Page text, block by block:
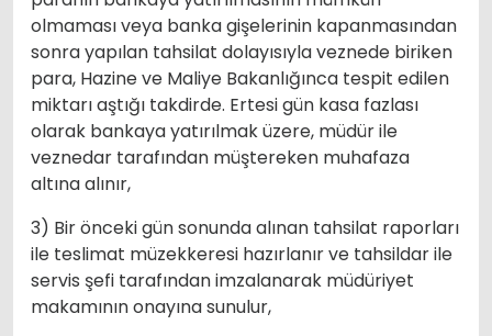
olmaması veya banka gişelerinin kapanmasından
sonra yapılan tahsilat dolayısıyla veznede biriken
para, Hazine ve Maliye Bakanlığınca tespit edilen
miktarı aştığı takdirde. Ertesi gün kasa fazlası
olarak bankaya yatırılmak üzere, müdür ile
veznedar tarafından müştereken muhafaza
altına alınır,
3) Bir önceki gün sonunda alınan tahsilat raporları
ile teslimat müzekkeresi hazırlanır ve tahsildar ile
servis şefi tarafından imzalanarak müdüriyet
makamının onayına sunulur,